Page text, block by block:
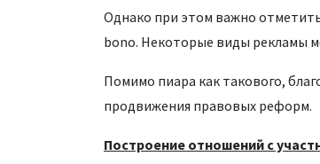
Однако при этом важно
bono. Некоторые виды рекламы
Помимо пиара как такового,
продвижения правовых реформ.
Построение отношений с